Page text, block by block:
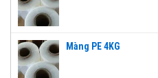
Màng PE 4KG